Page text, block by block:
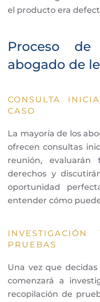
el producto era
Proceso
abogado de
CONSULTA
CASO
La mayoría de los
ofrecen consultas
reunión,
derechos y
oportunidad
entender cómo
PRUEBAS
Una vez que
comenzará a
recopilación de